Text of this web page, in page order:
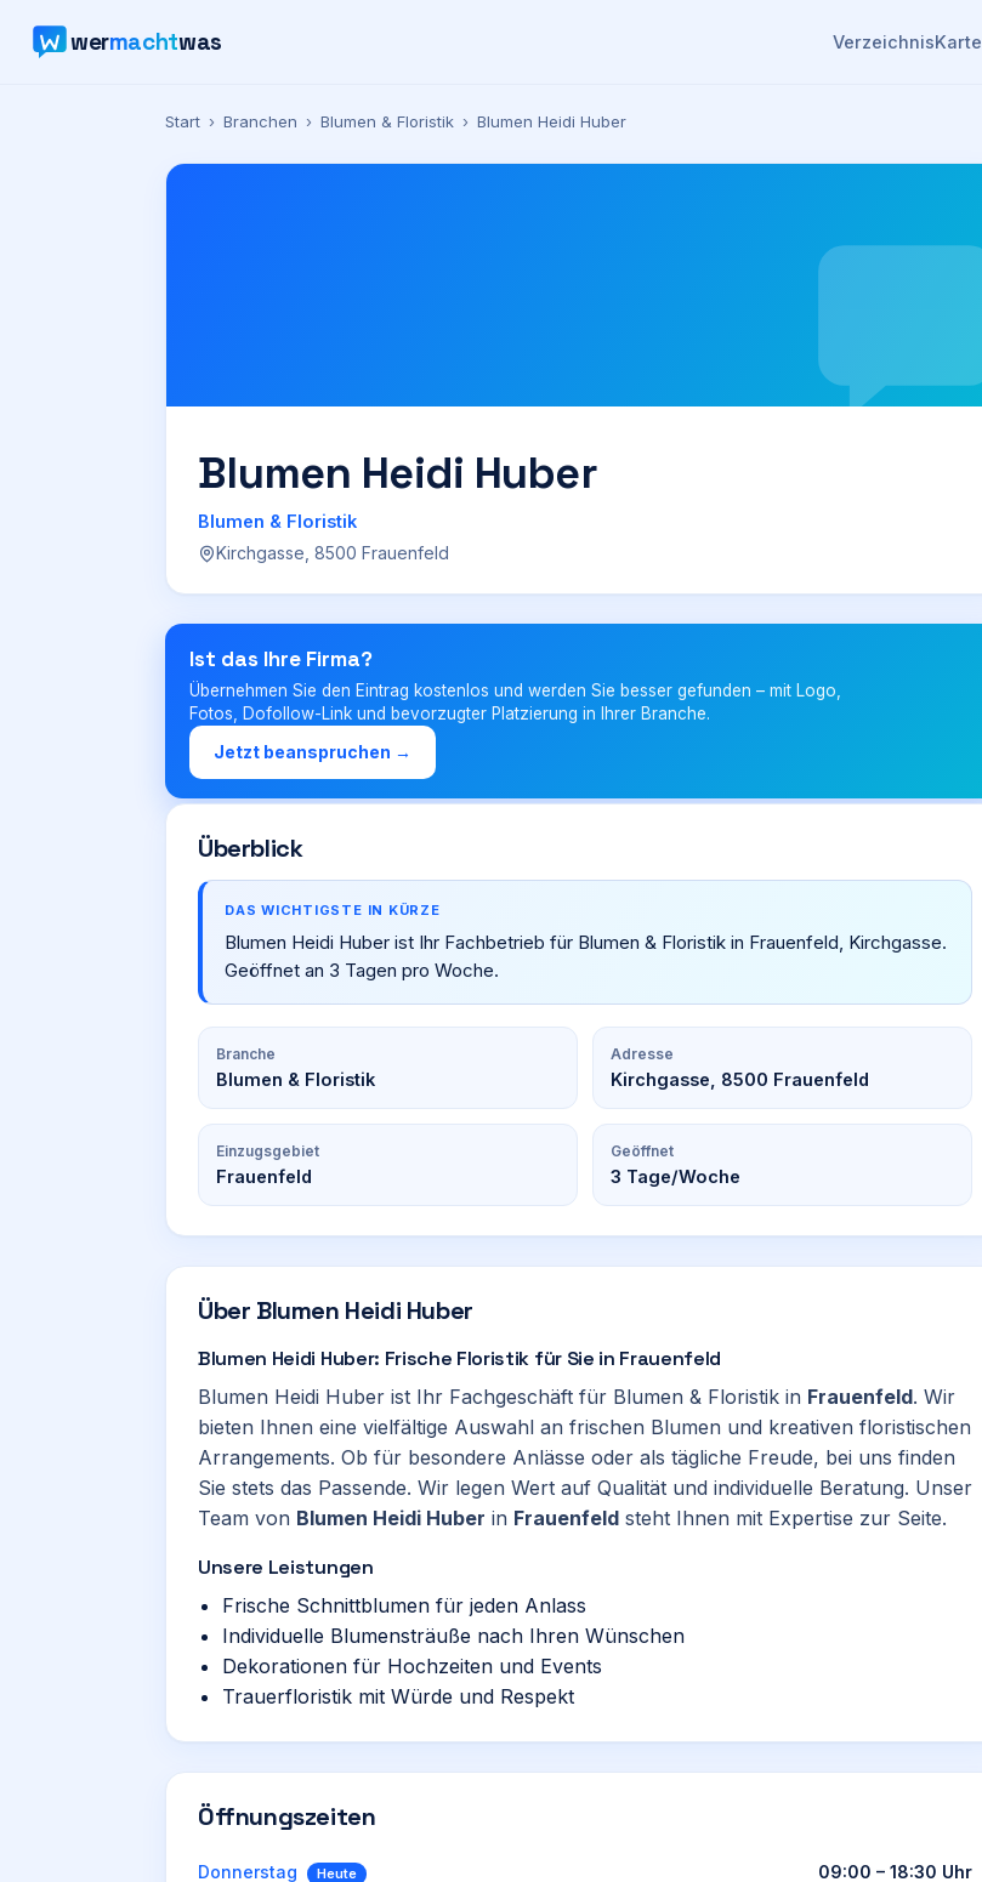
wermachtwas VerzeichnisKarte
Start › Branchen › Blumen & Floristik › Blumen Heidi Huber
Blumen Heidi Huber
Blumen & Floristik
Kirchgasse, 8500 Frauenfeld
Ist das Ihre Firma?
Übernehmen Sie den Eintrag kostenlos und werden Sie besser gefunden – mit Logo,
Fotos, Dofollow-Link und bevorzugter Platzierung in Ihrer Branche.
Jetzt beanspruchen →
Überblick
DAS WICHTIGSTE IN KÜRZE
Blumen Heidi Huber ist Ihr Fachbetrieb für Blumen & Floristik in Frauenfeld, Kirchgasse.
Geöffnet an 3 Tagen pro Woche.
Branche
Blumen & Floristik
Adresse
Kirchgasse, 8500 Frauenfeld
Einzugsgebiet
Frauenfeld
Geöffnet
3 Tage/Woche
Über Blumen Heidi Huber
Blumen Heidi Huber: Frische Floristik für Sie in Frauenfeld
Blumen Heidi Huber ist Ihr Fachgeschäft für Blumen & Floristik in Frauenfeld. Wir
bieten Ihnen eine vielfältige Auswahl an frischen Blumen und kreativen floristischen
Arrangements. Ob für besondere Anlässe oder als tägliche Freude, bei uns finden
Sie stets das Passende. Wir legen Wert auf Qualität und individuelle Beratung. Unser
Team von Blumen Heidi Huber in Frauenfeld steht Ihnen mit Expertise zur Seite.
Unsere Leistungen
Frische Schnittblumen für jeden Anlass
Individuelle Blumensträuße nach Ihren Wünschen
Dekorationen für Hochzeiten und Events
Trauerfloristik mit Würde und Respekt
Öffnungszeiten
Donnerstag Heute 09:00 – 18:30 Uhr